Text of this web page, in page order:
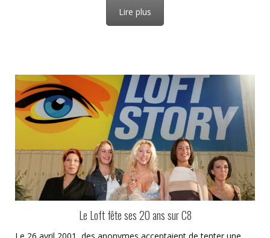
Lire plus
Le Loft fête ses 20 ans sur C8
Le 26 avril 2001, des anonymes acceptaient de tenter une